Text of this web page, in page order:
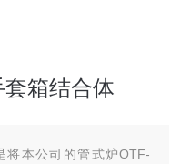
箱结合体
将本公司的管式炉OTF-